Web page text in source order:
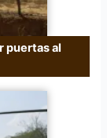
puertas al